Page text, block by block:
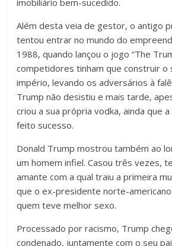
imobiliário bem-sucedido.
Além desta veia de gestor, o antigo
tentou entrar no mundo do
1988, quando lançou o jogo “The
competidores tinham que construir o
império, levando os adversários à
Trump não desistiu e mais tarde,
criou a sua própria vodka, ainda que
feito sucesso.
Donald Trump mostrou também ao
um homem infiel. Casou três vezes,
amante com a qual traiu a primeira
que o ex-presidente norte-
quem teve melhor sexo.
Processado por racismo, Trump
condenado, juntamente com o seu